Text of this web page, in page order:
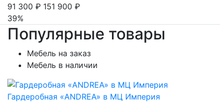
91 300 ₽ 151 900 ₽
39%
Популярные товары
Мебель на заказ
Мебель в наличии
Гардеробная «ANDREA» в МЦ Империя